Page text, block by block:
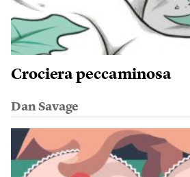
Crociera peccaminosa
Dan Savage